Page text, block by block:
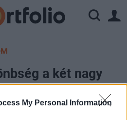
My Personal Information
a két nagy